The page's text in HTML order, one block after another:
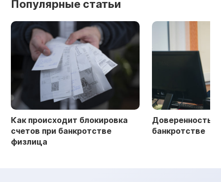
Популярные статьи
Как происходит блокировка
счетов при банкротстве
физлица
Доверенность
банкротстве